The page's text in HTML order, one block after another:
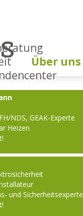
Über uns
NDS, GEAK-Experte
Heizen
und Sicherheitsexperte